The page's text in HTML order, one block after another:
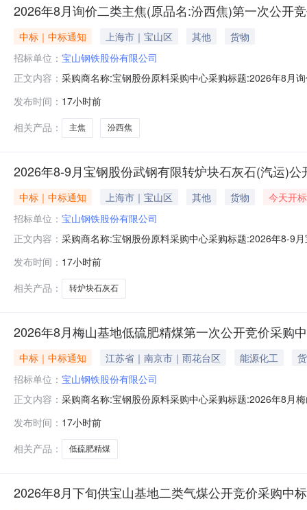
2026年8月询价二类主焦(原品名:汾西焦)第一次公开
中标｜中标通知 上海市｜宝山区 其他
货物
招标单位： 宝山钢铁股份有限公司
正文内容： 采购商名称:宝钢股份原料采购中心采购标题:2026年8月
发布时间： 17小时前
相关产品：
主焦 汾西焦
2026年8-9月宝钢股份武钢有限转炉块石灰石(汽运)
中标｜中标通知 上海市｜宝山区 其他 货物
今天开标
招标单位： 宝山钢铁股份有限公司
正文内容： 采购商名称:宝钢股份原料采购中心采购标题:2026年8-9
发布时间： 17小时前
相关产品：
转炉块石灰石
2026年8月梅山基地低硫肥精煤第一次公开竞价采购
中标｜中标通知 江苏省｜南京市｜雨花台区 能源化工
招标单位： 宝山钢铁股份有限公司
正文内容： 采购商名称:宝钢股份原料采购中心采购标题:2026年8月
发布时间： 17小时前
相关产品：
低硫肥精煤
2026年8月下旬供宝山基地二类气煤公开竞价采购中